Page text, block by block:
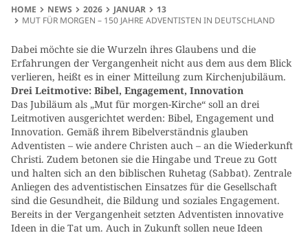
HOME NEWS 2026 JANUAR
13
MUT FÜR MORGEN – 150 JAHRE ADVENTISTEN IN DEUTSCHLAND
Dabei möchte sie die Wurzeln ihres Glaubens und die
Erfahrungen der Vergangenheit nicht aus dem aus dem Blick
verlieren, heißt es in einer Mitteilung zum Kirchenjubiläum.
Drei Leitmotive: Bibel, Engagement, Innovation
Das Jubiläum als „Mut für morgen-Kirche“ soll an drei
Leitmotiven ausgerichtet werden: Bibel, Engagement und
Innovation. Gemäß ihrem Bibelverständnis glauben
Adventisten – wie andere Christen auch – an die Wiederkunft
Christi. Zudem betonen sie die Hingabe und Treue zu Gott
und halten sich an den biblischen Ruhetag (Sabbat). Zentrale
Anliegen des adventistischen Einsatzes für die Gesellschaft
sind die Gesundheit, die Bildung und soziales Engagement.
Bereits in der Vergangenheit setzten Adventisten innovative
Ideen in die Tat um. Auch in Zukunft sollen neue Ideen